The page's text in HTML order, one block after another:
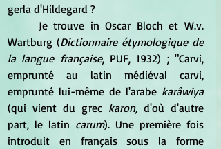
gerla d'Hildegard ?
Wartburg (Dictionnaire étymologique de
la langue française, PUF, 1932) ; "Carvi,
emprunté au latin médiéval carvi,
emprunté lui-même de l'arabe karâwiya
(qui vient du grec karon, d'où d'autre
part, le latin carum). Une première fois
introduit en français sous la forme